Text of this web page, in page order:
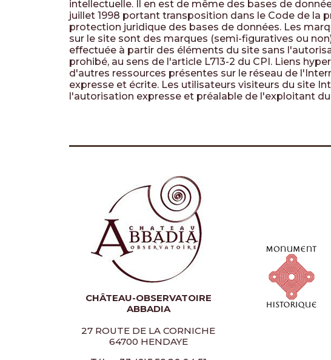
intellectuelle. Il en est de même des bases de
juillet 1998 portant transposition dans le Code de la
protection juridique des bases de données. Les
sur le site sont des marques (semi-figuratives ou
effectuée à partir des éléments du site sans
prohibé, au sens de l'article L713-2 du CPI. Liens
d'autres ressources présentes sur le réseau de
expresse et écrite. Les utilisateurs visiteurs du site
l'autorisation expresse et préalable de l'exploitant
CHÂTEAU-OBSERVATOIRE
ABBADIA
27 ROUTE DE LA CORNICHE
64700 HENDAYE